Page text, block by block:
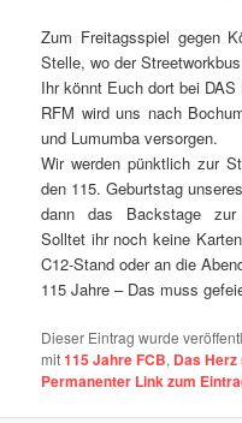
Zum Freitagsspiel gegen
Stelle, wo der
Ihr könnt Euch dort bei
RFM wird uns nach
und Lumumba versorgen.
Wir werden pünktlich zur
den 115. Geburtstag
dann das Backstage zur
Solltet ihr noch keine
C12-Stand oder an die
115 Jahre – Das muss
Dieser Eintrag wurde
mit115 Jahre FCB, Das
Permanenter Link zum